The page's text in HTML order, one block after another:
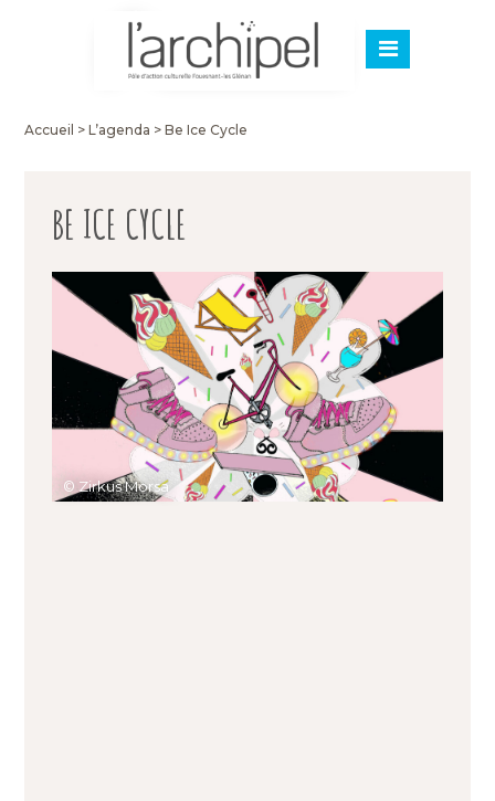
Accueil >L’agenda >Be Ice Cycle
BE ICE CYCLE
© Zirkus Morsa